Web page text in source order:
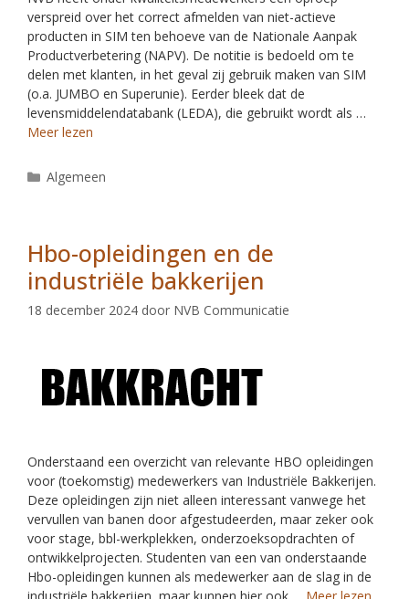
verspreid over het correct afmelden van niet-actieve
producten in SIM ten behoeve van de Nationale Aanpak
Productverbetering (NAPV). De notitie is bedoeld om te
delen met klanten, in het geval zij gebruik maken van SIM
(o.a. JUMBO en Superunie). Eerder bleek dat de
levensmiddelendatabank (LEDA), die gebruikt wordt als …
Meer lezen
Algemeen
Hbo-opleidingen en de
industriële bakkerijen
18 december 2024 door NVB Communicatie
Onderstaand een overzicht van relevante HBO opleidingen
voor (toekomstig) medewerkers van Industriële Bakkerijen.
Deze opleidingen zijn niet alleen interessant vanwege het
vervullen van banen door afgestudeerden, maar zeker ook
voor stage, bbl-werkplekken, onderzoeksopdrachten of
ontwikkelprojecten. Studenten van een van onderstaande
Hbo-opleidingen kunnen als medewerker aan de slag in de
industriële bakkerijen, maar kunnen hier ook … Meer lezen